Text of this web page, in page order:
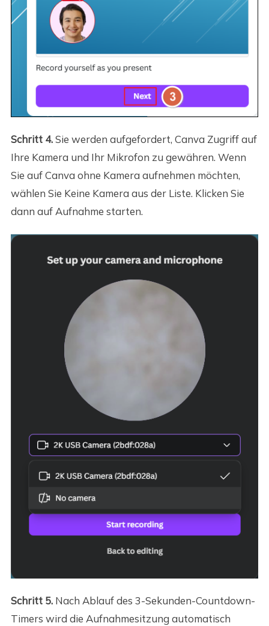
Schritt 4.Sie werden aufgefordert, Canva Zugriff auf
Ihre Kamera und Ihr Mikrofon zu gewähren. Wenn
Sie auf Canva ohne Kamera aufnehmen möchten,
wählen Sie Keine Kamera aus der Liste. Klicken Sie
dann auf Aufnahme starten.
Schritt 5.Nach Ablauf des 3-Sekunden-Countdown-
Timers wird die Aufnahmesitzung automatisch